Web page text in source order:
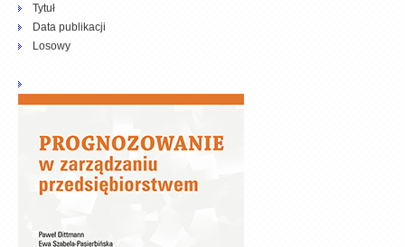
Tytuł
Data publikacji
Losowy